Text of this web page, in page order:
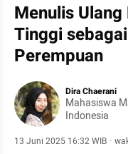
Menulis
Tinggi
Perempuan
Dira Chaerani
Mahasiswa
Indonesia
13 Juni 2025 16:32 WIB ·